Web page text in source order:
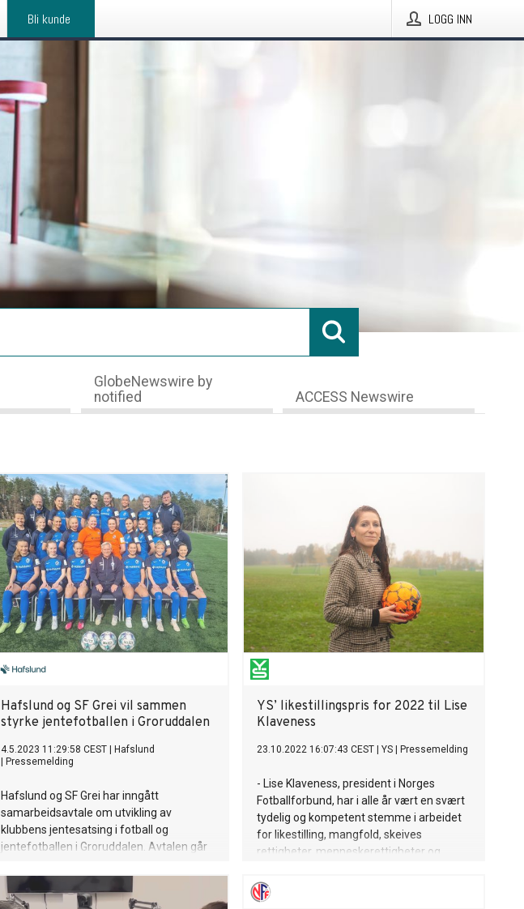
Bli kunde LOGG INN
GlobeNewswire by
notified
ACCESS Newswire
Hafslund og SF Grei vil sammen
styrke jentefotballen i Groruddalen
4.5.2023 11:29:58 CEST
Hafslund
Pressemelding
Hafslund og SF Grei har inngått
samarbeidsavtale om utvikling av
klubbens jentesatsing i fotball og
jentefotballen i Groruddalen. Avtalen går
YS’ likestillingspris for 2022 til Lise
Klaveness
23.10.2022 16:07:43 CEST YS Pressemelding
- Lise Klaveness, president i Norges
Fotballforbund, har i alle år vært en svært
tydelig og kompetent stemme i arbeidet
for likestilling, mangfold, skeives
rettigheter, menneskerettigheter og
høydepunkt da hun talte FIFA-kongressen
midt i mot, sier Hans-Erik Skjæggerud, 1.